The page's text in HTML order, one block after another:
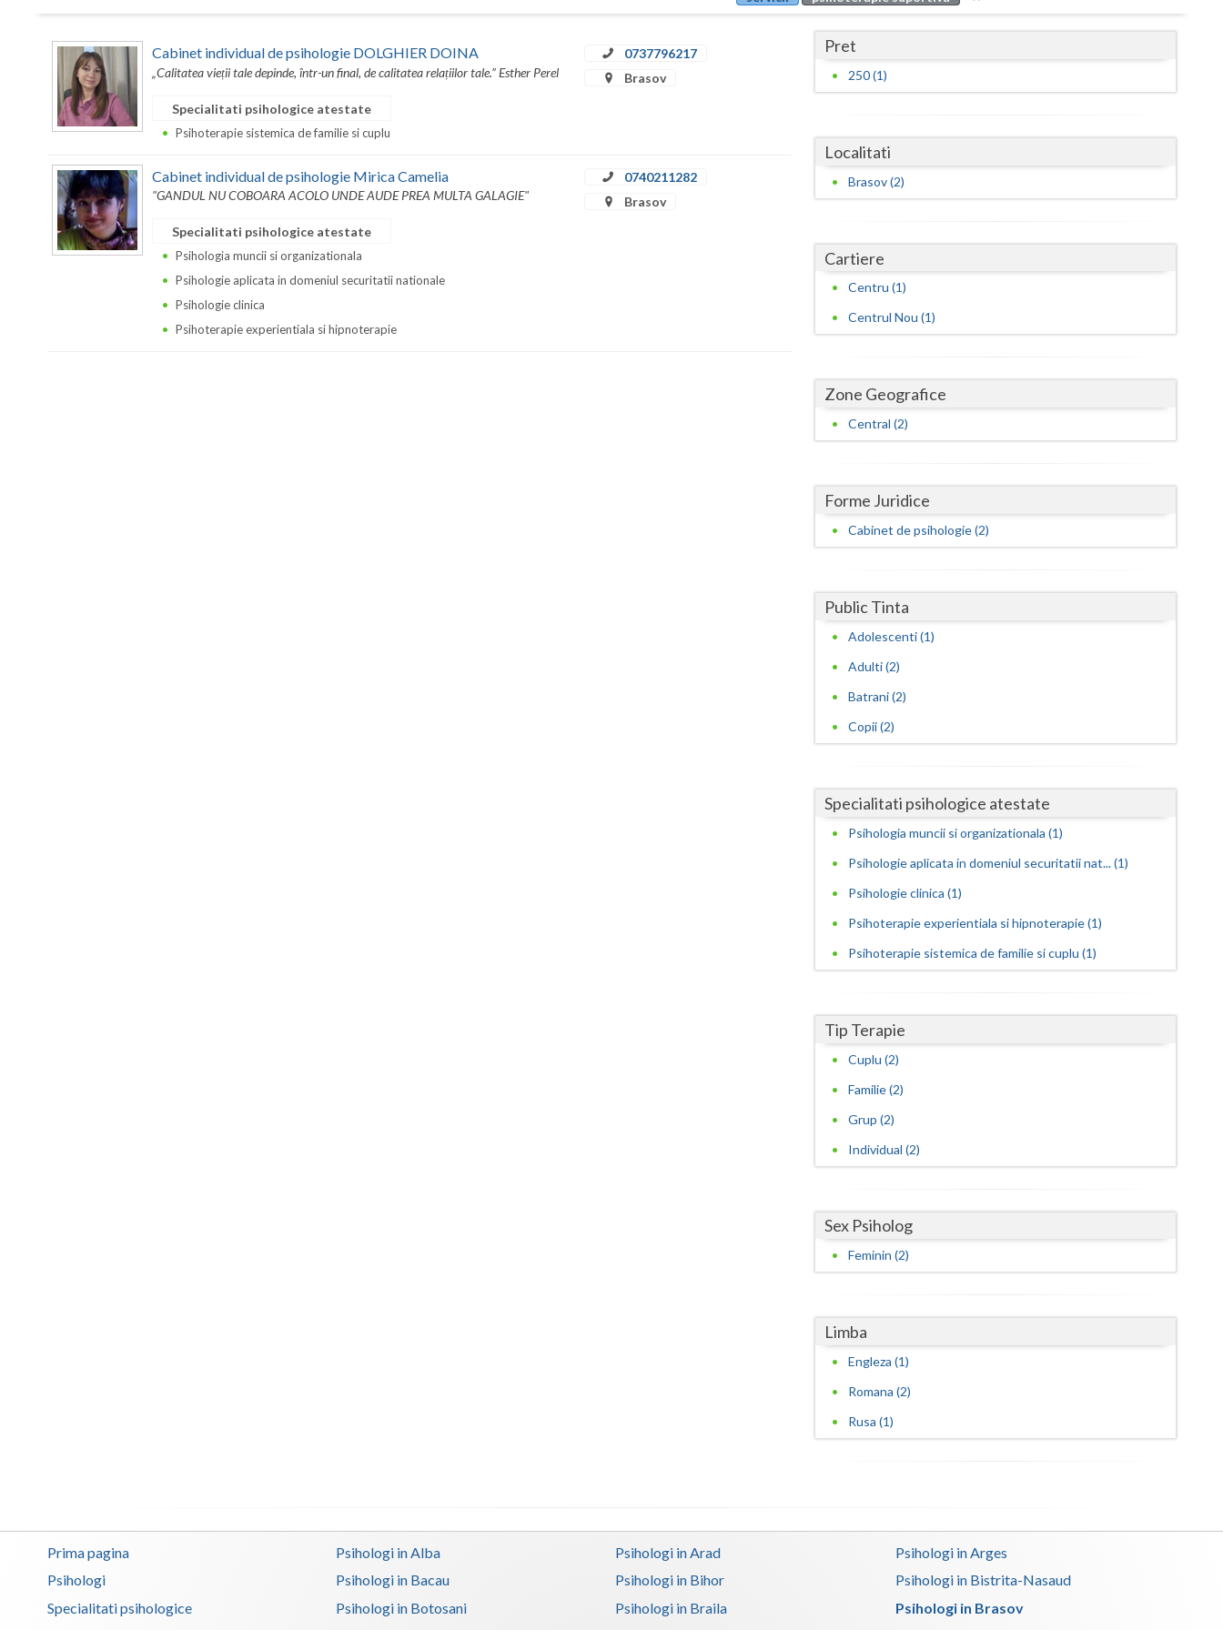
Buzau
Giurgiu
Harghita
Ialomita
Iasi
Maramures
Salaj
Sibiu
Suceava
Teleorman
Cabinet individual de psihologie DOLGHIER DOINA
„Calitatea vieții tale depinde, într-un final, de calitatea relațiilor tale.” Esther Perel
0737796217
Brasov
Specialitati psihologice atestate
Psihoterapie sistemica de familie si cuplu
Cabinet individual de psihologie Mirica Camelia
"GANDUL NU COBOARA ACOLO UNDE AUDE PREA MULTA GALAGIE"
0740211282
Brasov
Specialitati psihologice atestate
Psihologia muncii si organizationala
Psihologie aplicata in domeniul securitatii nationale
Psihologie clinica
Psihoterapie experientiala si hipnoterapie
Pret
250 (1)
Localitati
Brasov (2)
Cartiere
Centru (1)
Centrul Nou (1)
Zone Geografice
Central (2)
Forme Juridice
Cabinet de psihologie (2)
Public Tinta
Adolescenti (1)
Adulti (2)
Batrani (2)
Copii (2)
Specialitati psihologice atestate
Psihologia muncii si organizationala (1)
Psihologie aplicata in domeniul securitatii nat... (1)
Psihologie clinica (1)
Psihoterapie experientiala si hipnoterapie (1)
Psihoterapie sistemica de familie si cuplu (1)
Tip Terapie
Cuplu (2)
Familie (2)
Grup (2)
Individual (2)
Sex Psiholog
Feminin (2)
Limba
Engleza (1)
Romana (2)
Rusa (1)
Prima pagina
Psihologi
Specialitati psihologice
Psihologi in Alba Psihologi in Arad
Psihologi in Arges
Psihologi in Bacau
Psihologi in Bihor
Psihologi in Bistrita-Nasaud
Psihologi in Botosani
Psihologi in Braila
Psihologi in Brasov